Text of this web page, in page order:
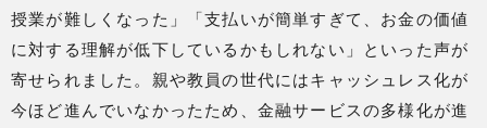
授業が難しくなった」「支払いが簡単すぎて、お金の価値
に対する理解が低下しているかもしれない」といった声が
寄せられました。親や教員の世代にはキャッシュレス化が
今ほど進んでいなかったため、金融サービスの多様化が進